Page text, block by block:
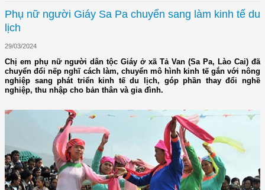
Phụ nữ người Giáy Sa Pa chuyển sang làm kinh tế du
lịch
29/03/2024
Chị em phụ nữ người dân tộc Giáy ở xã Tả Van (Sa Pa, Lào Cai) đã
chuyển đổi nếp nghĩ cách làm, chuyển mô hình kinh tế gắn với nông
nghiệp sang phát triển kinh tế du lịch, góp phần thay đổi nghề
nghiệp, thu nhập cho bản thân và gia đình.